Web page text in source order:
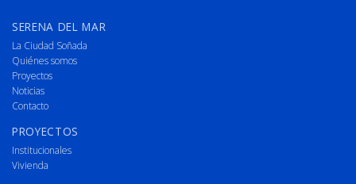
SERENA DEL MAR
La Ciudad Soñada
Quiénes somos
Proyectos
Noticias
Contacto
PROYECTOS
Institucionales
Vivienda